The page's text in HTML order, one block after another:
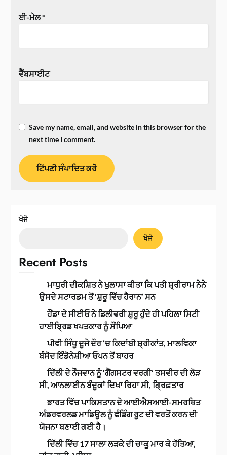
ਈ-ਮੇਲ*
ਵੈੱਬਸਾਈਟ
Save my name, email, and website in this browser for the
next time I comment.
ਖੋਜੋ
ਖੋਜੋ
Recent Posts
ਮਾਧੁਰੀ ਦੀਕਸ਼ਿਤ ਨੇ ਖੁਲਾਸਾ ਕੀਤਾ ਕਿ ਪਤੀ ਸ਼੍ਰੀਰਾਮ ਨੇਨੇ
ਉਸਦੇ ਸਟਾਰਡਮ ਤੋਂ ‘ਸ਼ੁਰੂ ਵਿੱਚ ਹੈਰਾਨ’ ਸਨ
ਹੌਂਡਾ ਦੇ ਸੀਈਓ ਨੇ ਡਿਲੀਵਰੀ ਸ਼ੁਰੂ ਹੁੰਦੇ ਹੀ ਪਹਿਲਾ ਸਿਟੀ
ਹਾਈਬ੍ਰਿਡ ਖਪਤਕਾਰ ਨੂੰ ਸੌਂਪਿਆ
ਪੀਵੀ ਸਿੰਧੂ ਦੂਜੇ ਦੌਰ ‘ਚ ਕਿਦਾਂਬੀ ਸ਼੍ਰੀਕਾਂਤ, ਮਾਲਵਿਕਾ
ਬੰਸੋਦ ਇੰਡੋਨੇਸ਼ੀਆ ਓਪਨ ਤੋਂ ਬਾਹਰ
ਦਿੱਲੀ ਦੇ ਨੌਜਵਾਨ ਨੂੰ ‘ਗੈਂਗਸਟਰ ਵਰਗੀ’ ਤਸਵੀਰ ਦੀ ਲੋੜ
ਸੀ, ਆਨਲਾਈਨ ਬੰਦੂਕਾਂ ਦਿਖਾ ਰਿਹਾ ਸੀ, ਗ੍ਰਿਫ਼ਤਾਰ
ਭਾਰਤ ਵਿੱਚ ਪਾਕਿਸਤਾਨ ਦੇ ਆਈਐਸਆਈ-ਸਮਰਥਿਤ
ਅੰਡਰਵਰਲਡ ਮਾਡਿਊਲ ਨੂੰ ਫੰਡਿੰਗ ਰੂਟ ਦੀ ਵਰਤੋਂ ਕਰਨ ਦੀ
ਯੋਜਨਾ ਬਣਾਈ ਗਈ ਹੈ।
ਦਿੱਲੀ ਵਿੱਚ 17 ਸਾਲਾ ਲੜਕੇ ਦੀ ਚਾਕੂ ਮਾਰ ਕੇ ਹੱਤਿਆ,